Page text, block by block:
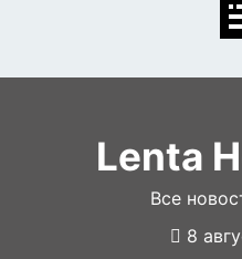
Lenta
Все
8